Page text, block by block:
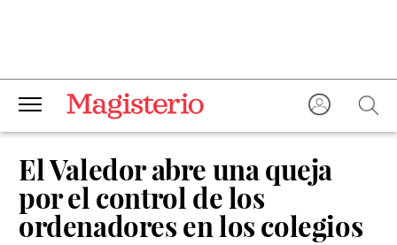
El Valedor abre una queja
por el control de los
ordenadores en los colegios